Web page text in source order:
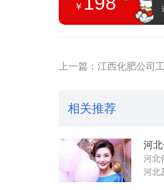
￥
上一篇：江西化肥公司
相关推荐
河
河北
河北